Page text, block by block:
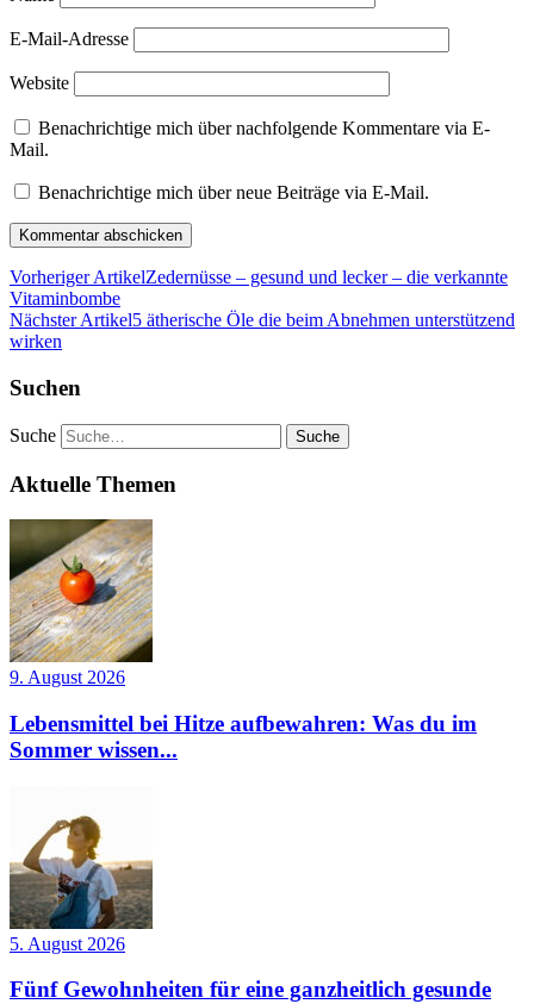
E-Mail-Adresse
Website
Benachrichtige mich über nachfolgende Kommentare via E-
Mail.
Benachrichtige mich über neue Beiträge via E-Mail.
Vorheriger ArtikelZedernüsse – gesund und lecker – die verkannte
Vitaminbombe
Nächster Artikel5 ätherische Öle die beim Abnehmen unterstützend
wirken
Suchen
Suche
Aktuelle Themen
9. August 2026
Lebensmittel bei Hitze aufbewahren: Was du im
Sommer wissen...
5. August 2026
Fünf Gewohnheiten für eine ganzheitlich gesunde